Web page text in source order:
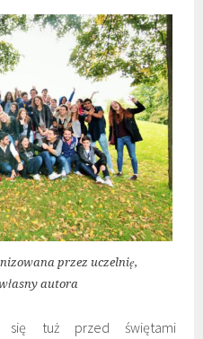
przez uczelnię,
autora
się tuż przed świętami